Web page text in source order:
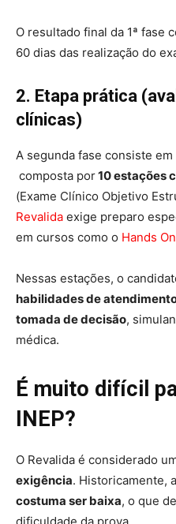
O resultado final da 1ª fase
60 dias das realização do
2. Etapa prática
clínicas)
A segunda fase consiste em
composta por10 estações
(Exame Clínico Objetivo
Revalida exige preparo
em cursos como o Hands
Nessas estações, o
habilidades de
tomada de decisão,
médica.
É muito difícil
INEP?
O Revalida é considerado
exigência. Historicamente, a
costuma ser baixa, o que